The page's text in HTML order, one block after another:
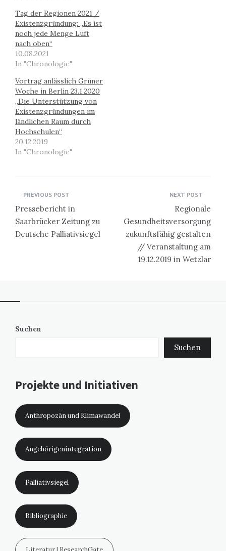
Tag der Regionen 2021 /
Existenzgründung: „Es ist
noch jede Menge Luft
nach oben“
10.08.2021
In "Chronologie"
Vortrag anlässlich Grüner
Woche in Berlin 23.1.2020
„Die Unterstützung von
Existenzgründungen im
ländlichen Raum durch
Hochschulen“
20.12.2019
In "Chronologie"
Beitragsnavigation
PREVIOUS POST
Pressebericht in
Saarbrücker Zeitung zu
Deutsche Palliativsiegel
NEXT POST
Regionale
Gesundheitsversorgung
zukunftsfähig gestalten
// Veranstaltung am
19.12.2019 in Wetzlar
Suchen
Suchen
Projekte und Initiativen
Anthropozän und Klimawandel
Angehörigenintegration
Palliativsiegel
Bibliographie